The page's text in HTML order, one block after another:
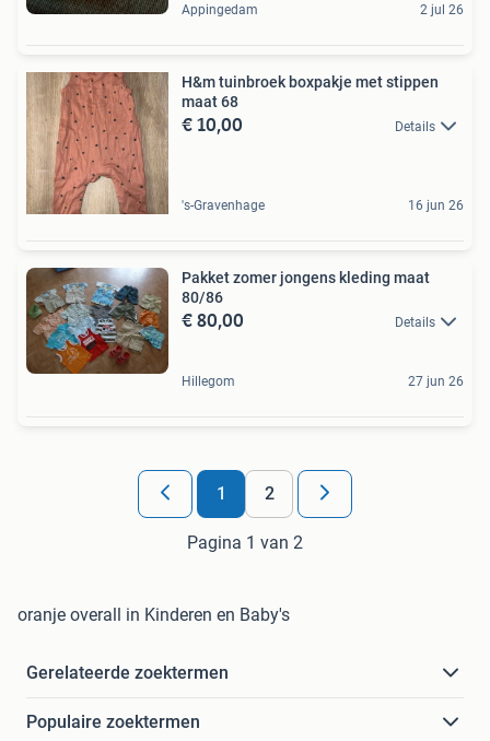
Appingedam 2 jul 26
H&m tuinbroek boxpakje met stippen
maat 68
€ 10,00 Details
's-Gravenhage 16 jun 26
Pakket zomer jongens kleding maat
80/86
€ 80,00 Details
Hillegom 27 jun 26
1 2
Pagina 1 van 2
oranje overall in Kinderen en Baby's
Gerelateerde zoektermen
Populaire zoektermen